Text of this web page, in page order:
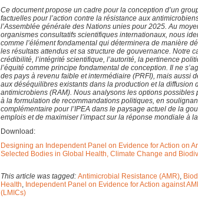
Ce documentpropose un cadre pour la conception d’un
factuelles pour l’action contre la résistance aux
l’Assemblée générale des Nations unies pour 2025. Au
organismes consultatifs scientifiques internationaux, nous
comme l’élément fondamental qui déterminera de manière
les résultats attendus et sa structure de gouvernance. Notre
crédibilité, l’intégrité scientifique, l’autorité, la pertinence
l’équité comme principe fondamental de conception. Il ne
des pays à revenu faible et intermédiaire (PRFI), mais aussi
aux déséquilibres existants dans la production et la diffusion
antimicrobiens (RAM). Nous analysons les options
à la formulation de recommandations politiques, en
complémentaire pour l’IPEA dans le paysage actuel de la
emplois et de maximiser l’impact sur la réponse mondiale à
Download:
Designing an Independent Panel on Evidence for Action on
Selected Bodies in Global Health, Climate Change and
This article was tagged: Antimicrobial Resistance (AMR),
Health, Independent Panel on Evidence for Action against
(LMICs)